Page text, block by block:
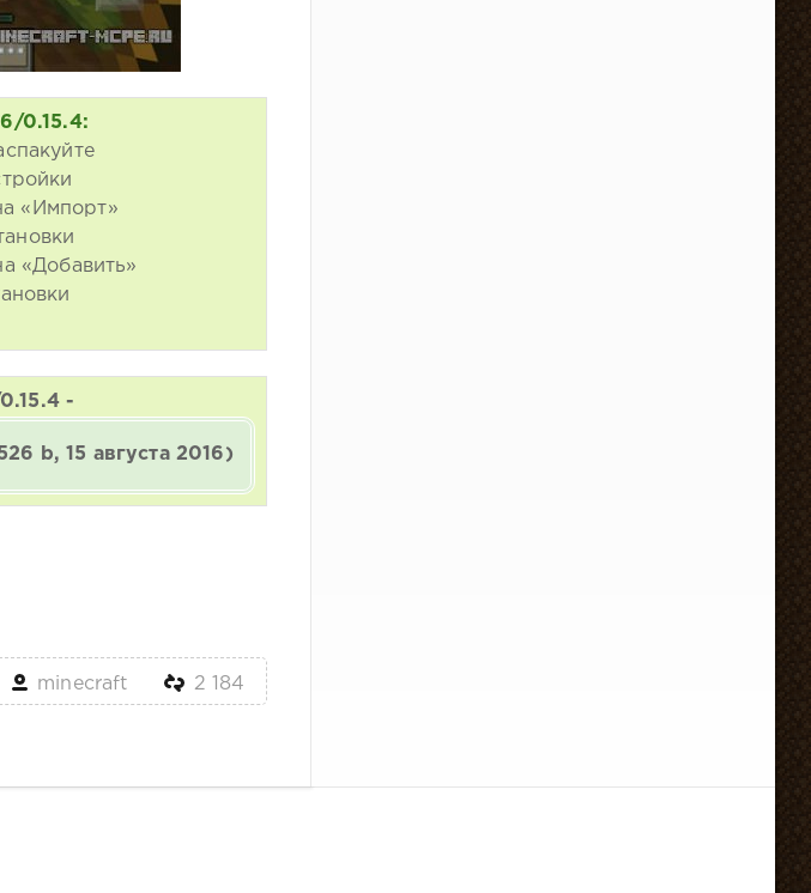
0.15.4:
«Импорт»
«Добавить»
-
b, 15 августа 2016)
minecraft 2 184